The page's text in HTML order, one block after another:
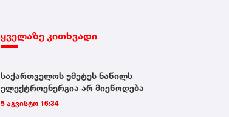
ყველაზე კითხვადი
საქართველოს უმეტეს ნაწილს
ელექტროენერგია არ მიეწოდება
5 აგვისტო 16:34